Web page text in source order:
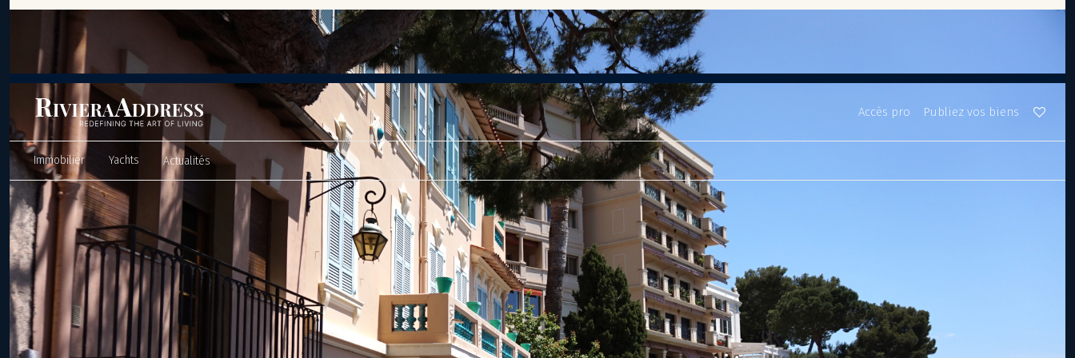
Accès pro Publiez vos biens
Immobilier Yachts Actualités
Panneau de gestion des cookies